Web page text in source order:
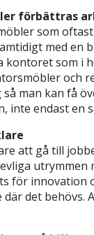
förbättras
som
med en
som i
och
man kan få
inte endast en
att gå till
för
det